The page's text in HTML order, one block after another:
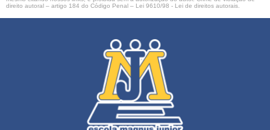
direito autoral – artigo 184 do Código Penal – Lei 9610/98 - Lei de direitos autorais